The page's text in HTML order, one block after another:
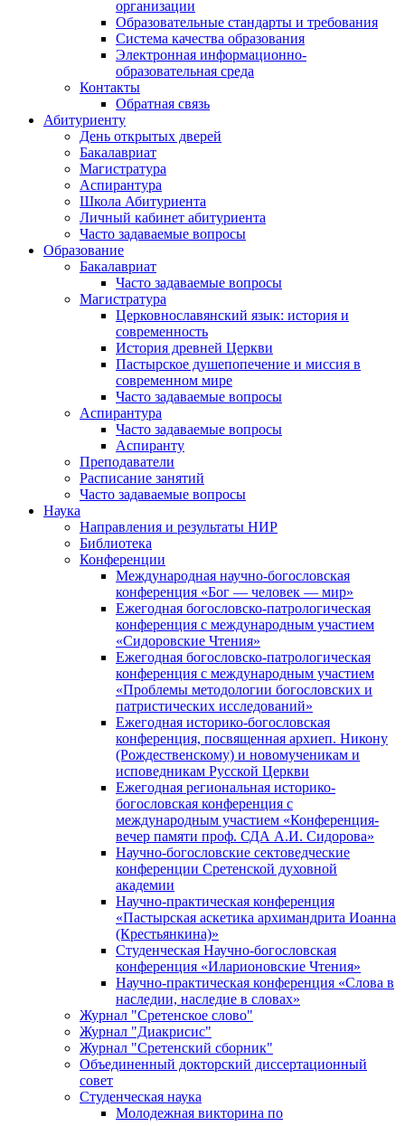
организации
Образовательные стандарты и требования
Система качества образования
Электронная информационно-
образовательная среда
Контакты
Обратная связь
Абитуриенту
День открытых дверей
Бакалавриат
Магистратура
Аспирантура
Школа Абитуриента
Личный кабинет абитуриента
Часто задаваемые вопросы
Образование
Бакалавриат
Часто задаваемые вопросы
Магистратура
Церковнославянский язык: история и
современность
История древней Церкви
Пастырское душепопечение и миссия в
современном мире
Часто задаваемые вопросы
Аспирантура
Часто задаваемые вопросы
Аспиранту
Преподаватели
Расписание занятий
Часто задаваемые вопросы
Наука
Направления и результаты НИР
Библиотека
Конференции
Международная научно-богословская
конференция «Бог — человек — мир»
Ежегодная богословско-патрологическая
конференция с международным участием
«Сидоровские Чтения»
Ежегодная богословско-патрологическая
конференция с международным участием
«Проблемы методологии богословских и
патристических исследований»
Ежегодная историко-богословская
конференция, посвященная архиеп. Никону
(Рождественскому) и новомученикам и
исповедникам Русской Церкви
Ежегодная региональная историко-
богословская конференция с
международным участием «Конференция-
вечер памяти проф. СДА А.И. Сидорова»
Научно-богословские сектоведческие
конференции Сретенской духовной
академии
Научно-практическая конференция
«Пастырская аскетика архимандрита Иоанна
(Крестьянкина)»
Студенческая Научно-богословская
конференция «Иларионовские Чтения»
Научно-практическая конференция «Cлова в
наследии, наследие в словах»
Журнал "Сретенское слово"
Журнал "Диакрисис"
Журнал "Сретенский сборник"
Объединенный докторский диссертационный
совет
Студенческая наука
Молодежная викторина по